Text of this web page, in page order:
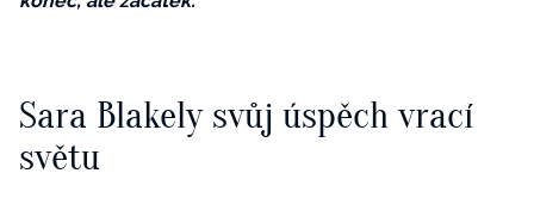
Sara Blakely svůj úspěch vrací
světu